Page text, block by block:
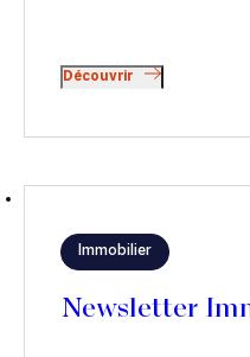
Découvrir
Immobilier
Newsletter